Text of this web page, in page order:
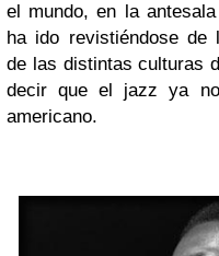
el mundo, en la
ha ido revistiéndose de
de las distintas culturas
decir que el jazz ya
americano.